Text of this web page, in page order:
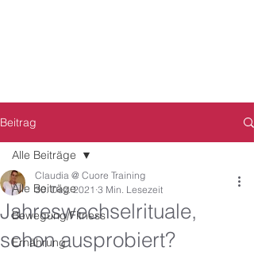
Beitrag
Alle Beiträge
Bewegung/Fitness
Ernährung
Alle Beiträge
Jahreswechselrituale,
schon ausprobiert?
Claudia @ Cuore Training
30. Dez. 2021 3 Min. Lesezeit